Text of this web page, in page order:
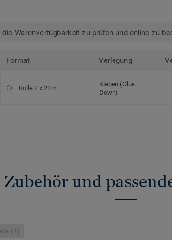
die Warenverfügbarkeit zu prüfen und online zu
Format Verlegung
Rolle 2 x 23 m
Kleben (Glue
Down)
Zubehör und
(1)